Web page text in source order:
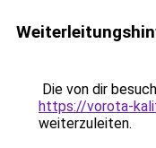
Die von dir
https://vorota-
weiterzuleiten.